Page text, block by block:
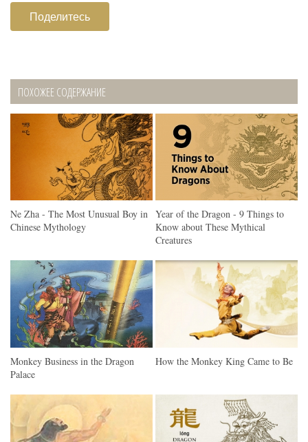
Поделитесь
ПОХОЖЕЕ СОДЕРЖАНИЕ
Ne Zha - The Most Unusual Boy in
Chinese Mythology
Year of the Dragon - 9 Things to
Know about These Mythical
Creatures
Monkey Business in the Dragon
Palace
How the Monkey King Came to Be